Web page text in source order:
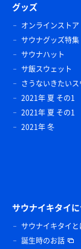
グッズ
オンラインストア
サウナグッズ特集
サウナハット
サ飯スウェット
さうないきたい
2021年 夏 その1
2021年 夏 その1
2021年 冬
サウナイキタイ
サウナイキタイと
誕生時のお話